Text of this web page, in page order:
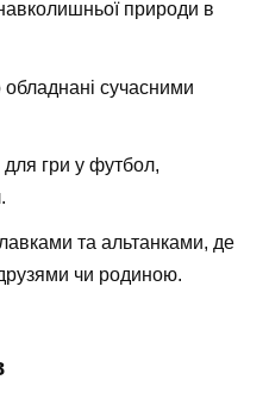
природи в
сучасними
для гри у футбол,
та альтанками, де
чи родиною.